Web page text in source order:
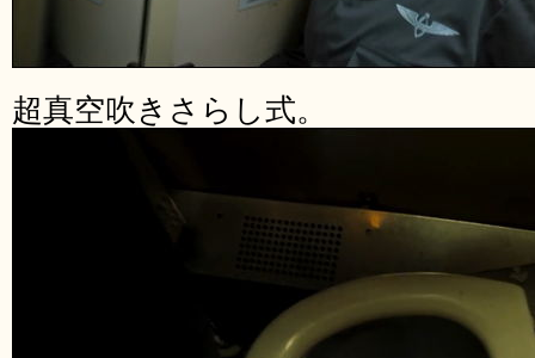
超真空吹きさらし式。